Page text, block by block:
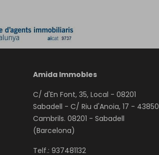
Amida Immobles
C/ d'En Font, 35, Local - 08201
Sabadell - C/ Riu d'Anoia, 17 - 43850
Cambrils. 08201 - Sabadell
(Barcelona)
Telf.: 937481132